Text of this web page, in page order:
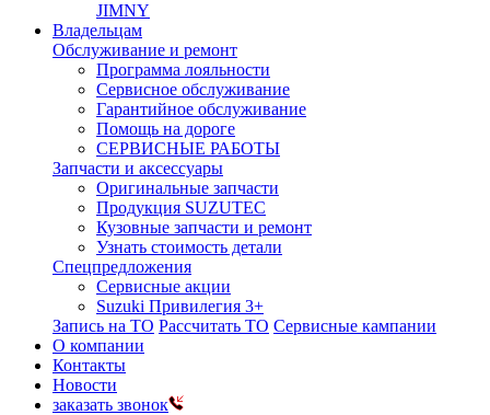
JIMNY
Владельцам
Обслуживание и ремонт
Программа лояльности
Сервисное обслуживание
Гарантийное обслуживание
Помощь на дороге
СЕРВИСНЫЕ РАБОТЫ
Запчасти и аксессуары
Оригинальные запчасти
Продукция SUZUTEC
Кузовные запчасти и ремонт
Узнать стоимость детали
Спецпредложения
Сервисные акции
Suzuki Привилегия 3+
Запись на ТО Рассчитать ТО Сервисные кампании
О компании
Контакты
Новости
заказать звонок